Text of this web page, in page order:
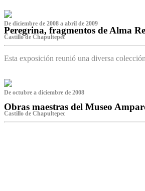
De diciembre de 2008 a abril de 2009
Peregrina, fragmentos de Alma
Castillo de Chapultepec
Esta exposición reunió una diversa
De octubre a diciembre de 2008
Obras maestras del Museo
Castillo de Chapultepec